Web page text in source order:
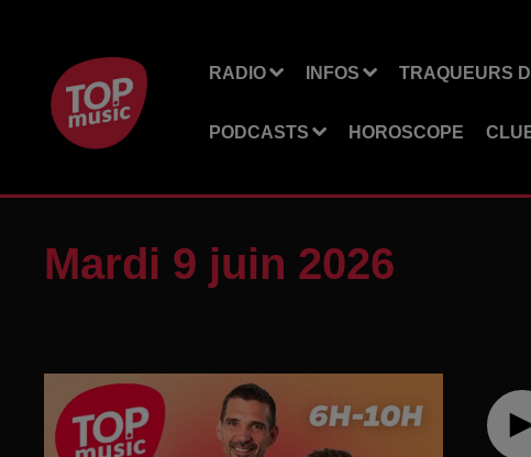
RADIO INFOS TRAQUEURS
PODCASTS HOROSCOPE
Mardi 9 juin 2026